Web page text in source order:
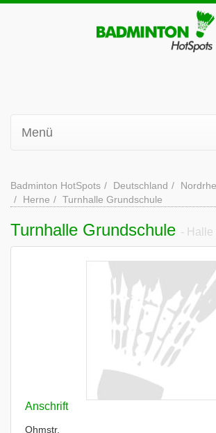
Menü
Badminton HotSpots Deutschland
Herne
Turnhalle Grundschule
Turnhalle Grundschule - Halle
Anschrift
Ohmstr.